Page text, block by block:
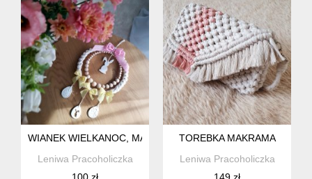
WIANEK WIELKANOC, MAKRAMA, ECRU,
Leniwa Pracoholiczka
100 zł
TOREBKA MAKRAMA
Leniwa Pracoholiczka
149 zł